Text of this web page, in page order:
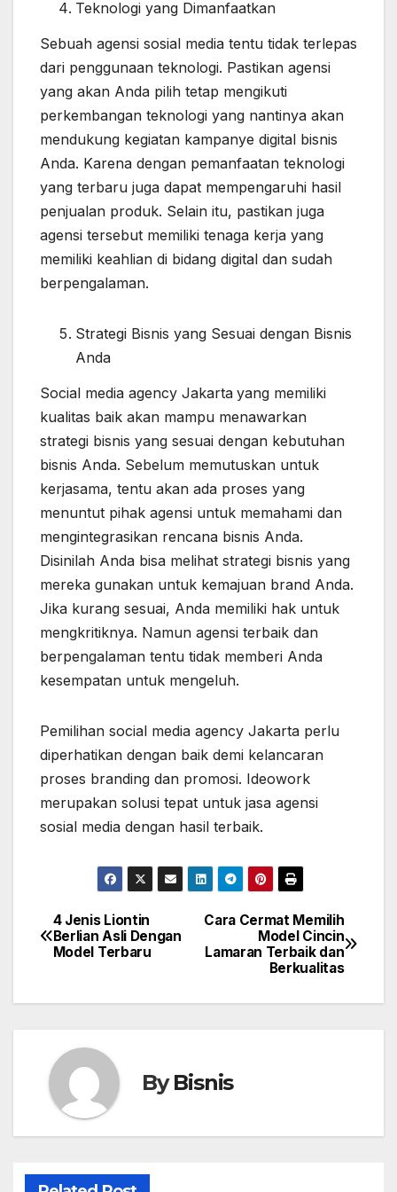
Teknologi yang Dimanfaatkan
Sebuah agensi sosial media tentu tidak terlepas
dari penggunaan teknologi. Pastikan agensi
yang akan Anda pilih tetap mengikuti
perkembangan teknologi yang nantinya akan
mendukung kegiatan kampanye digital bisnis
Anda. Karena dengan pemanfaatan teknologi
yang terbaru juga dapat mempengaruhi hasil
penjualan produk. Selain itu, pastikan juga
agensi tersebut memiliki tenaga kerja yang
memiliki keahlian di bidang digital dan sudah
berpengalaman.
Strategi Bisnis yang Sesuai dengan Bisnis
Anda
Social media agency Jakarta yang memiliki
kualitas baik akan mampu menawarkan
strategi bisnis yang sesuai dengan kebutuhan
bisnis Anda. Sebelum memutuskan untuk
kerjasama, tentu akan ada proses yang
menuntut pihak agensi untuk memahami dan
mengintegrasikan rencana bisnis Anda.
Disinilah Anda bisa melihat strategi bisnis yang
mereka gunakan untuk kemajuan brand Anda.
Jika kurang sesuai, Anda memiliki hak untuk
mengkritiknya. Namun agensi terbaik dan
berpengalaman tentu tidak memberi Anda
kesempatan untuk mengeluh.
Pemilihan social media agency Jakarta perlu
diperhatikan dengan baik demi kelancaran
proses branding dan promosi. Ideowork
merupakan solusi tepat untuk jasa agensi
sosial media dengan hasil terbaik.
Post
navigation
Cara Cermat Memilih
Model Cincin
Lamaran Terbaik dan
Berkualitas
4 Jenis Liontin
Berlian Asli Dengan
Model Terbaru
ByBisnis